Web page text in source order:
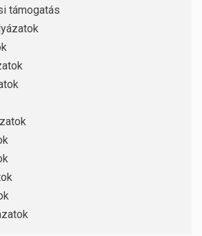
támogatás